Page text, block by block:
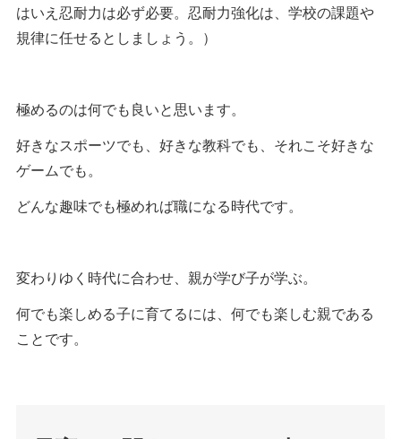
はいえ忍耐力は必ず必要。忍耐力強化は、学校の課題や
規律に任せるとしましょう。）
極めるのは何でも良いと思います。
好きなスポーツでも、好きな教科でも、それこそ好きな
ゲームでも。
どんな趣味でも極めれば職になる時代です。
変わりゆく時代に合わせ、親が学び子が学ぶ。
何でも楽しめる子に育てるには、何でも楽しむ親である
ことです。